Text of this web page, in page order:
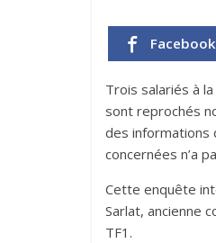
Facebook
Trois salariés à
sont reprochés
des informations
concernées n’a
Cette enquête
Sarlat, ancienne
TF1.